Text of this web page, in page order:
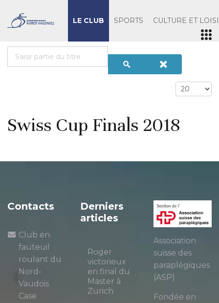
LE CLUB SPORTS CULTURE ET
Swiss Cup Finals 2018
Contacts
Club en
fauteuil
roulant du
Nord-
Vaudois
Case
Derniers
articles
Roger
victorieux
en final du
Master à
Zurich
Association
suisse des
paraplégiques
(ASP)
Fondée en